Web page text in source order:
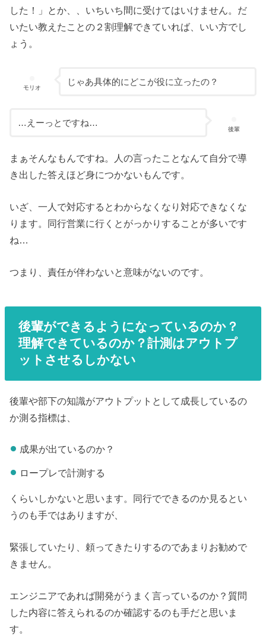
した！」とか、、いちいち間に受けてはいけません。だ
いたい教えたことの２割理解できていれば、いい方でし
ょう。
モリオ
じゃあ具体的にどこが役に立ったの？
後輩
…えーっとですね…
まぁそんなもんですね。人の言ったことなんて自分で導
き出した答えほど身につかないもんです。
いざ、一人で対応するとわからなくなり対応できなくな
ります。同行営業に行くとがっかりすることが多いです
ね…
つまり、責任が伴わないと意味がないのです。
後輩ができるようになっているのか？
理解できているのか？計測はアウトプ
ットさせるしかない
後輩や部下の知識がアウトプットとして成長しているの
か測る指標は、
成果が出ているのか？
ロープレで計測する
くらいしかないと思います。同行でできるのか見るとい
うのも手ではありますが、
緊張していたり、頼ってきたりするのであまりお勧めで
きません。
エンジニアであれば開発がうまく言っているのか？質問
した内容に答えられるのか確認するのも手だと思いま
す。